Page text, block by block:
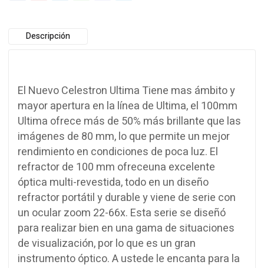
Descripción
El Nuevo Celestron Ultima Tiene mas ámbito y
mayor apertura en la línea de Ultima,el 100mm
Ultima ofrece más de 50% más brillante que las
imágenes de 80 mm, lo que permite un mejor
rendimiento en condiciones de poca luz. El
refractorde 100 mm ofreceuna excelente
óptica multi-revestida, todo en un diseño
refractorportátil ydurabley viene de serie con
un ocularzoom 22-66x. Esta serie se diseñó
para realizarbien en una gama de situaciones
de visualización,por lo que es un gran
instrumento óptico.A ustede le encanta para la